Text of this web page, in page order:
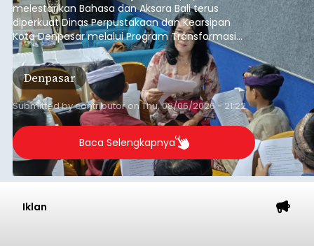
Triliun
balitribune.co.id I Denpasar -Pemerintah Kota
Denpasar mengalokasikan anggaran sebesar
Rp1,152 triliun untuk mengintervensi sekitar 18.000
warga kelompok rentan yang berada di ambang
garis kemiskinan. Langkah strategis ini diambil
guna menjaga masyarakat yang berada pada
kelompok desil 5 dan 6 tersebut agar tidak
merosot ke kategori miskin.
Submitted bycontributoronThu, 08/06/2026 - 21:31
Baca Selengkapnya